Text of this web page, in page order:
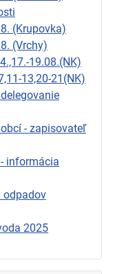
(Krupovka)
(Vrchy)
19.08.(NK)
13,20-21(NK)
- zapisovateľ
informácia
odpadov
2025